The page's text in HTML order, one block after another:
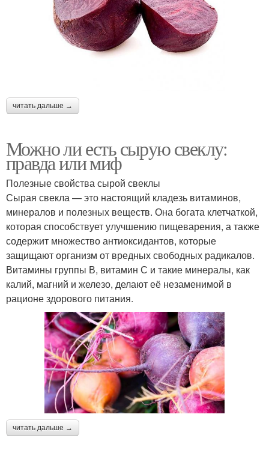
читать дальше →
Можно ли есть сырую свеклу:
правда или миф
Полезные свойства сырой свеклы
Сырая свекла — это настоящий кладезь витаминов,
минералов и полезных веществ. Она богата клетчаткой,
которая способствует улучшению пищеварения, а также
содержит множество антиоксидантов, которые
защищают организм от вредных свободных радикалов.
Витамины группы В, витамин С и такие минералы, как
калий, магний и железо, делают её незаменимой в
рационе здорового питания.
читать дальше →